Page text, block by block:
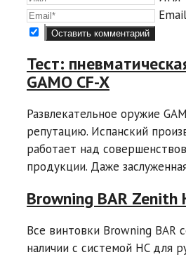
Тест:
GAMO CF-X
Развлекательное оружие
репутацию. Испанский
работает над
продукции. Даже
Browning BAR Zenith
Все винтовки Browning BAR
наличии с системой HC для